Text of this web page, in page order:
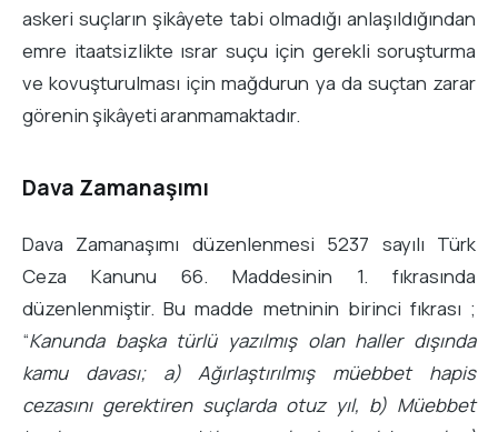
askeri suçların şikâyete tabi olmadığı anlaşıldığından
emre itaatsizlikte ısrar suçu için gerekli soruşturma
ve kovuşturulması için mağdurun ya da suçtan zarar
görenin şikâyeti aranmamaktadır.
Dava Zamanaşımı
Dava Zamanaşımı düzenlenmesi 5237 sayılı Türk
Ceza Kanunu 66. Maddesinin 1. fıkrasında
düzenlenmiştir. Bu madde metninin birinci fıkrası ;
“Kanunda başka türlü yazılmış olan haller dışında
kamu davası; a) Ağırlaştırılmış müebbet hapis
cezasını gerektiren suçlarda otuz yıl, b) Müebbet